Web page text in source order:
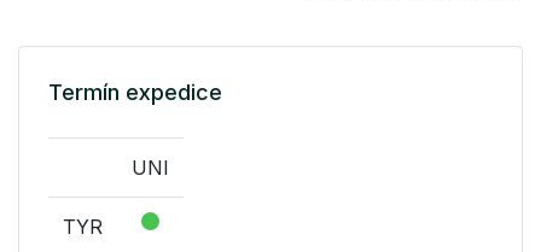
Termín expedice
UNI
TYR